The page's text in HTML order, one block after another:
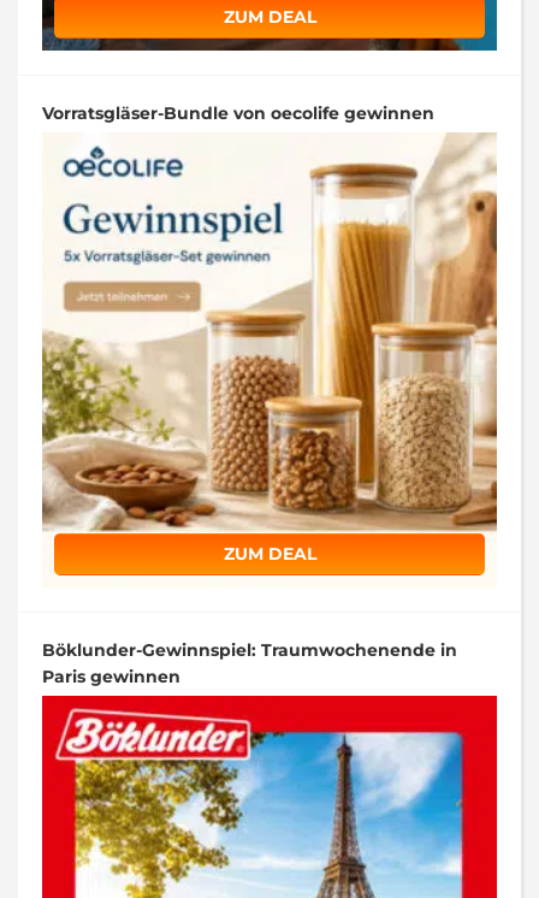
ZUM DEAL
Vorratsgläser-Bundle von oecolife gewinnen
ZUM DEAL
Böklunder-Gewinnspiel: Traumwochenende in
Paris gewinnen